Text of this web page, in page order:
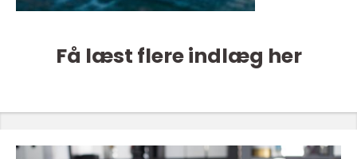
Få læst flere indlæg her